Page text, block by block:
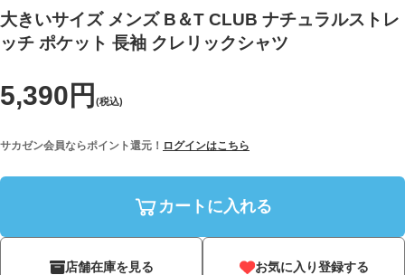
大きいサイズ メンズ B＆T CLUB ナチュラルストレ
ッチ ポケット 長袖 クレリックシャツ
5,390円 (税込)
サカゼン会員ならポイント還元！ ログインはこちら
カートに入れる
店舗在庫を見る お気に入り登録する